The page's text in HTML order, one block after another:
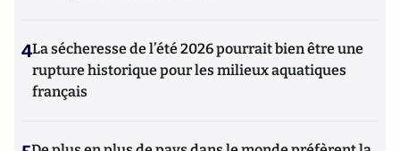
4La sécheresse de l’été 2026 pourrait bien être une
rupture historique pour les milieux aquatiques
français